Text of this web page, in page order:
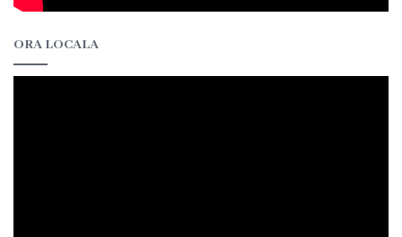
ORA LOCALA